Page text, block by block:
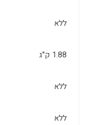
ללא
1.88 ק"ג
ללא
ללא